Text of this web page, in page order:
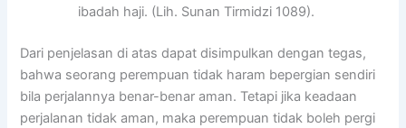
ibadah haji. (Lih. Sunan Tirmidzi 1089).
Dari penjelasan di atas dapat disimpulkan dengan tegas,
bahwa seorang perempuan tidak haram bepergian sendiri
bila perjalannya benar-benar aman. Tetapi jika keadaan
perjalanan tidak aman, maka perempuan tidak boleh pergi